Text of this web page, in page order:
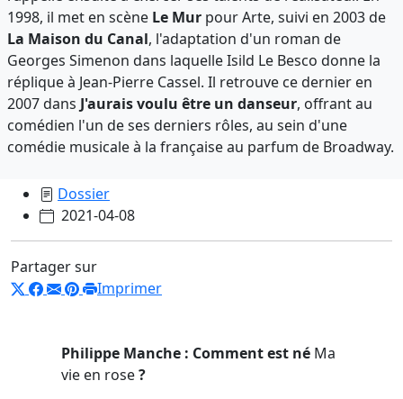
1998, il met en scène Le Mur pour Arte, suivi en 2003 de
La Maison du Canal, l'adaptation d'un roman de
Georges Simenon dans laquelle Isild Le Besco donne la
réplique à Jean-Pierre Cassel. Il retrouve ce dernier en
2007 dans J'aurais voulu être un danseur, offrant au
comédien l'un de ses derniers rôles, au sein d'une
comédie musicale à la française au parfum de Broadway.
Dossier
2021-04-08
Partager sur
Imprimer
Philippe Manche : Comment est né Ma
vie en rose?